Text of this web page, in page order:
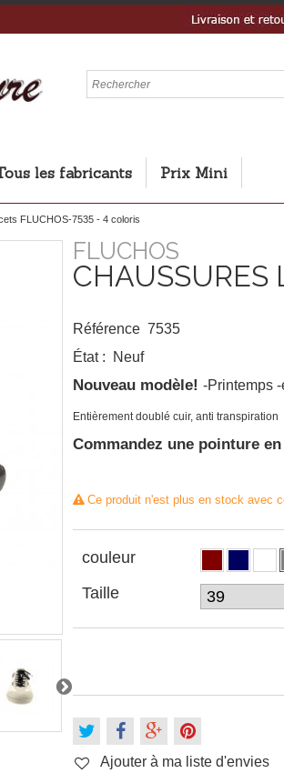
les fabricants Prix Mini
FLUCHOS-7535 - 4 coloris
FLUCHOS
CHAUSSURES
Référence 7535
État :
Neuf
Nouveau modèle! -Printemps -
Entièrement doublé cuir, anti transpiration
Commandez une pointure
Ce produit n'est plus en stock avec
couleur
Taille
Ajouter à ma liste d'envies